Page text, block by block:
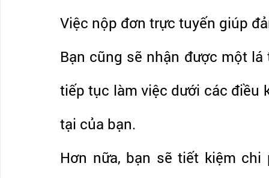
Việc nộp đơn trực tuyến giúp
Bạn cũng sẽ nhận được một
tiếp tục làm việc dưới các điều
tại của bạn.
Hơn nữa, bạn sẽ tiết kiệm